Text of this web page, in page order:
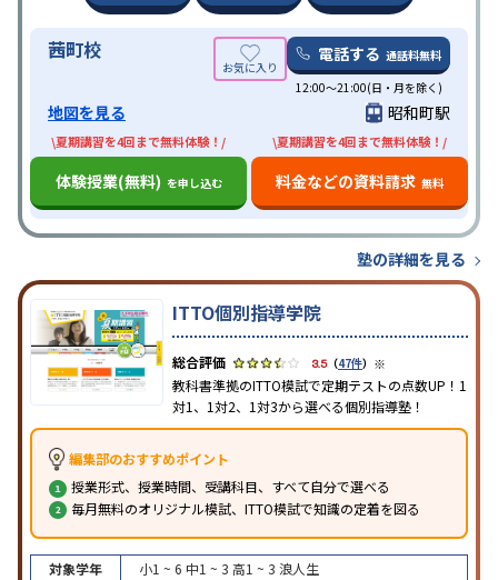
茜町校 電話する 通話料無料
12:00～21:00(日・月を除く)
地図を見る 昭和町駅
\夏期講習を4回まで無料体験！/
体験授業(無料) を申し込む
\夏期講習を4回まで無料体験！/
料金などの資料請求 無料
塾の詳細を見る
ITTO個別指導学院
3.5（47件） ※
教科書準拠のITTO模試で定期テストの点数UP！1
対1、1対2、1対3から選べる個別指導塾！
編集部のおすすめポイント
授業形式、授業時間、受講科目、すべて自分で選べる
毎月無料のオリジナル模試、ITTO模試で知識の定着を図る
対象学年 小1 ~ 6 中1 ~ 3 高1 ~ 3 浪人生